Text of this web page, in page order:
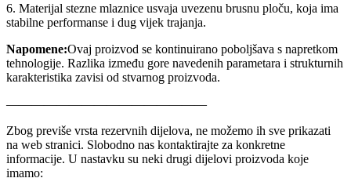
6. Materijal stezne mlaznice usvaja uvezenu brusnu ploču, koja ima
stabilne performanse i dug vijek trajanja.
Napomene:Ovaj proizvod se kontinuirano poboljšava s napretkom
tehnologije. Razlika između gore navedenih parametara i strukturnih
karakteristika zavisi od stvarnog proizvoda.
————————————————
Zbog previše vrsta rezervnih dijelova, ne možemo ih sve prikazati
na web stranici. Slobodno nas kontaktirajte za konkretne
informacije. U nastavku su neki drugi dijelovi proizvoda koje
imamo: